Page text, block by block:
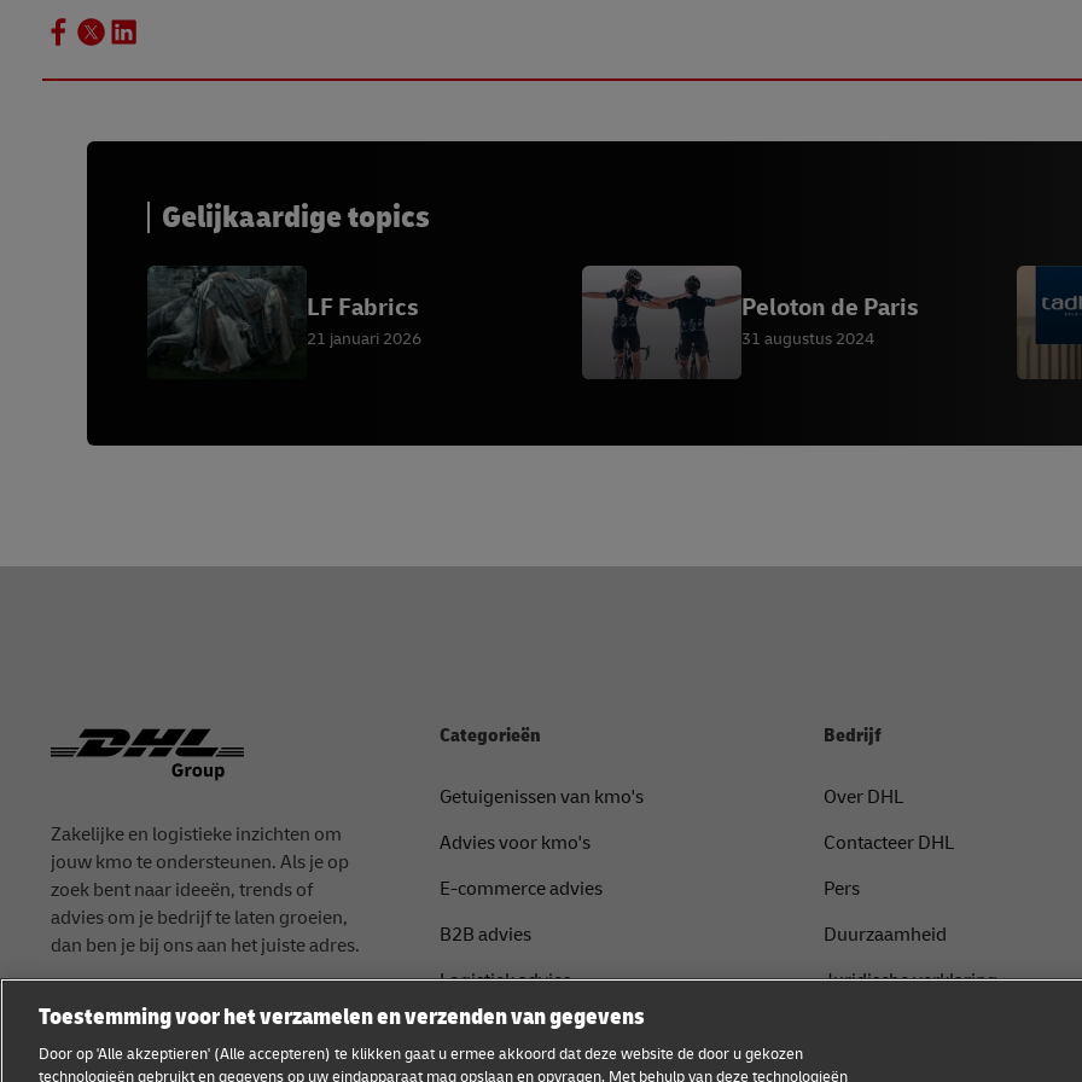
Gelijkaardige topics
LF Fabrics
21 januari 2026
Peloton de Paris
31 augustus 2024
Zakelijke en logistieke inzichten om
jouw kmo te ondersteunen. Als je op
zoek bent naar ideeën, trends of
advies om je bedrijf te laten groeien,
dan ben je bij ons aan het juiste adres.
Categorieën
Getuigenissen van kmo's
Advies voor kmo's
E-commerce advies
B2B advies
Logistiek advies
Verzenden met DHL
Bedrijf
Over DHL
Contacteer DHL
Pers
Duurzaamheid
Juridische verklaring
Privacy
Toestemming voor het verzamelen en verzenden van gegevens
Door op 'Alle akzeptieren' (Alle accepteren) te klikken gaat u ermee akkoord dat deze website de door u gekozen
technologieën gebruikt en gegevens op uw eindapparaat mag opslaan en opvragen. Met behulp van deze technologieën